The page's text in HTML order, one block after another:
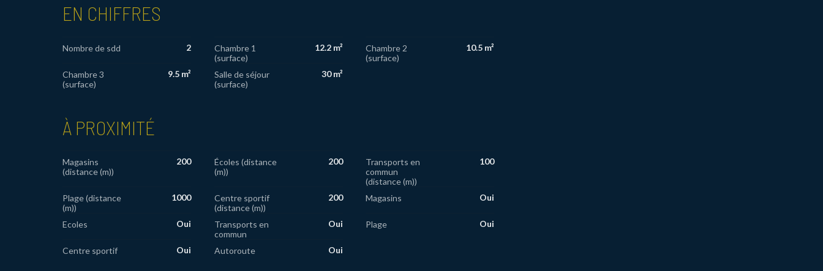
EN CHIFFRES
Nombre de sdd 2
Chambre 1
(surface)
12.2 m²
Chambre 2
(surface)
10.5 m²
Chambre 3
(surface)
9.5 m²
Salle de séjour
(surface)
30 m²
À PROXIMITÉ
Magasins
(distance (m))
200
Écoles (distance
(m))
200
Transports en
commun
(distance (m))
100
Plage (distance
(m))
1000
Centre sportif
(distance (m))
200 Magasins Oui
Ecoles Oui
Transports en
commun
Oui Plage Oui
Centre sportif Oui Autoroute Oui